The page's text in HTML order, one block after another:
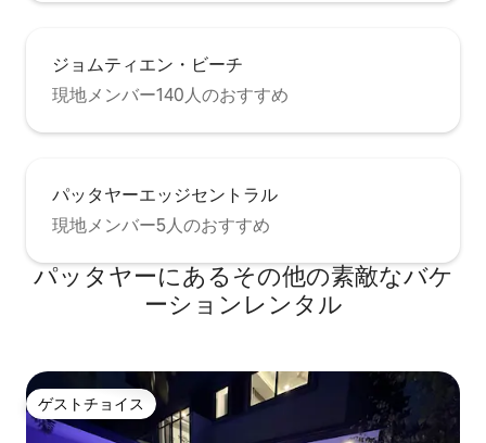
ジョムティエン・ビーチ
現地メンバー140人のおすすめ
パッタヤーエッジセントラル
現地メンバー5人のおすすめ
パッタヤーにあるその他の素敵なバケ
ーションレンタル
ゲストチョイス
ゲストチョイス